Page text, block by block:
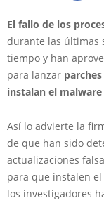
El fallo de los
durante las últimas
tiempo y han
para lanzar
instalan el
Así lo advierte la
de que han sido
actualizaciones
para que instalen
los investigadores